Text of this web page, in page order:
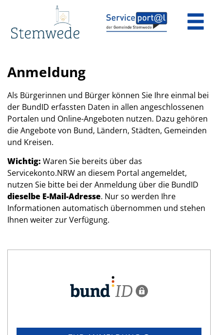
Zum Hauptinhalt springen
Zum Hauptinhalt
Anmeldung
Als Bürgerinnen und Bürger können Sie Ihre einmal bei
der BundID erfassten Daten in allen angeschlossenen
Portalen und Online-Angeboten nutzen. Dazu gehören
die Angebote von Bund, Ländern, Städten, Gemeinden
und Kreisen.
Wichtig: Waren Sie bereits über das
Servicekonto.NRW an diesem Portal angemeldet,
nutzen Sie bitte bei der Anmeldung über die BundID
dieselbe E-Mail-Adresse. Nur so werden Ihre
Informationen automatisch übernommen und stehen
Ihnen weiter zur Verfügung.